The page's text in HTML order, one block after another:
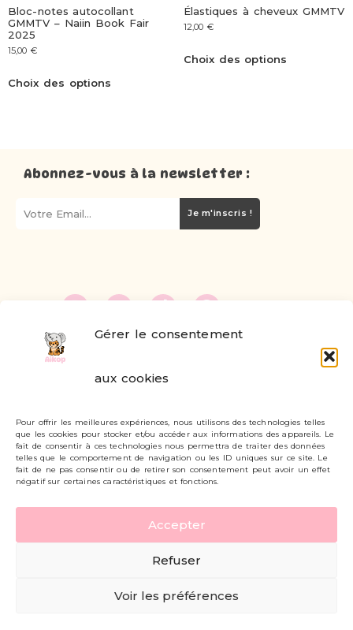
Gérer le consentement
aux cookies
Pour offrir les meilleures expériences, nous utilisons des technologies telles
que les cookies pour stocker et/ou accéder aux informations des appareils. Le
fait de consentir à ces technologies nous permettra de traiter des données
telles que le comportement de navigation ou les ID uniques sur ce site. Le
fait de ne pas consentir ou de retirer son consentement peut avoir un effet
négatif sur certaines caractéristiques et fonctions.
Accepter
Refuser
Voir les préférences
Bloc-notes autocollant
GMMTV – Naiin Book Fair
2025
15,00 €
Choix des options
Élastiques à cheveux GMMTV
12,00 €
Choix des options
Abonnez-vous à la newsletter :
Je m'inscris !
Livraisons et retours
Mon compte
Carte cadeau
Politique de confidentialité
Mentions légales - CGV